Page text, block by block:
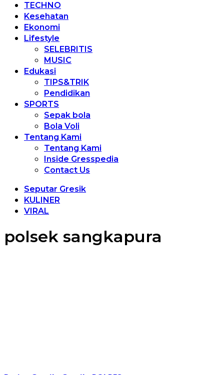
TECHNO
Kesehatan
Ekonomi
Lifestyle
SELEBRITIS
MUSIC
Edukasi
TIPS&TRIK
Pendidikan
SPORTS
Sepak bola
Bola Voli
Tentang Kami
Tentang Kami
Inside Gresspedia
Contact Us
Seputar Gresik
KULINER
VIRAL
polsek sangkapura